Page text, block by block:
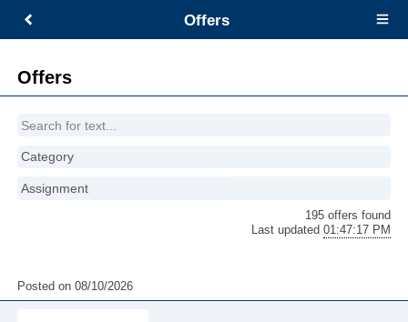
Offers
Open
Offers
Category
Assignment
195 offers found
Last updated01:47:17 PM
Posted on 08/10/2026